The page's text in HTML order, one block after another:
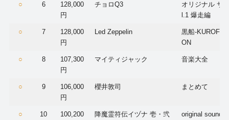
○ 6
128,000
円
チョロQ3
オリジナル サ
l.1 爆走編
○ 7
128,000
円
Led Zeppelin
黒船-
ON
○ 8
107,300
円
マイティジャック 音楽大全
○ 9
106,000
円
櫻井敦司 まとめて
○ 10
100,200
降魔霊符伝イヅナ 壱・弐 original sound